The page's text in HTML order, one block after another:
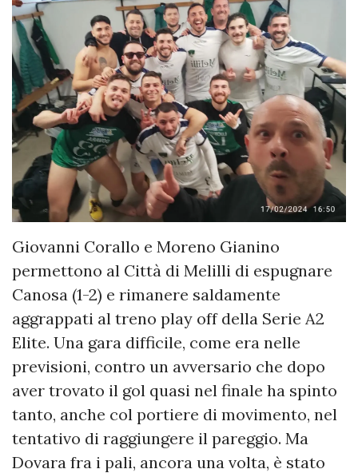
Giovanni Corallo e Moreno Gianino
permettono al Città di Melilli di espugnare
Canosa (1-2) e rimanere saldamente
aggrappati al treno play off della Serie A2
Elite. Una gara difficile, come era nelle
previsioni, contro un avversario che dopo
aver trovato il gol quasi nel finale ha spinto
tanto, anche col portiere di movimento, nel
tentativo di raggiungere il pareggio. Ma
Dovara fra i pali, ancora una volta, è stato